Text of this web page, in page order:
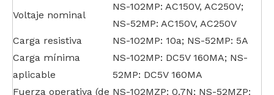
Voltaje nominal
NS-102MP: AC150V, AC250V;
NS-52MP: AC150V, AC250V
Carga resistiva
NS-102MP: 10a; NS-52MP: 5A
Carga mínima
aplicable
NS-102MP: DC5V 160MA; NS-
52MP: DC5V 160MA
Fuerza operativa (de NS-102MZP: 0.7N; NS-52MZP: